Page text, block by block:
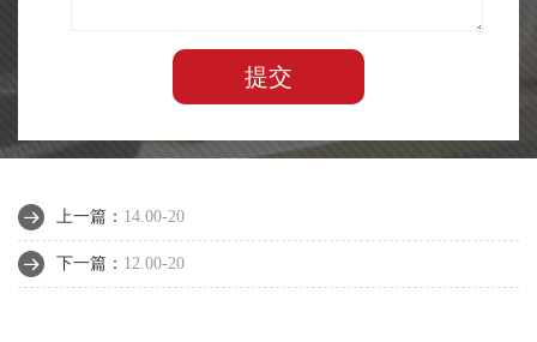
提交
上一篇： 14.00-20
下一篇： 12.00-20